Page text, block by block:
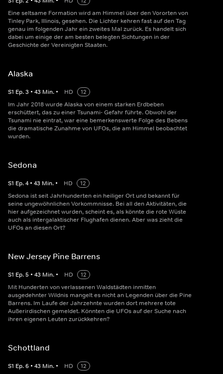
Eine seltsame Formation wird am Himmel über den Vororten von
Tinley Park, Illinois, gesehen. Die Lichter kehren fast auf den Tag
genau im folgenden Jahr ein zweites Mal zurück. Es handelt sich
dabei um einige der am besten belegten Sichtungen in der
Geschichte der Vereinigten Staaten.
Alaska
S1 Ep.3 • 43 Min. • HD
12
Im Jahr 2018 wurde Alaska von einem starken Erdbeben
erschüttert, das zu einer Tsunami- Gefahr führte. Obwohl der
Tsunami nie eintrat, war eine bemerkenswerte Folge des Bebens
die dramatische Zunahme von UFOs, die am Himmel beobachtet
wurden.
Sedona
S1 Ep.4 • 43 Min. • HD
12
Sedona ist seit Jahrhunderten ein heiliger Ort und bekannt für
seine ungewöhnlichen Vorkommnisse. Bei all den Aktivitäten, die
hier aufgezeichnet wurden, scheint es, als könnte die rote Wüste
auch als intergalaktischer Flughafen dienen. Aber was zieht die
UFOs an diesen Ort?
New Jersey Pine Barrens
S1 Ep.5 • 43 Min. • HD
12
Mit Hunderten von verlassenen Waldstädten inmitten
ausgedehnter Wildnis mangelt es nicht an Legenden über die Pine
Barrens. Im Laufe der Jahrzehnte wurden dort mehrere tote
Außerirdischen gemeldet. Könnten die UFOs auf der Suche nach
ihren eigenen Leuten zurückkehren?
Schottland
S1 Ep.6 • 43 Min. • HD
12